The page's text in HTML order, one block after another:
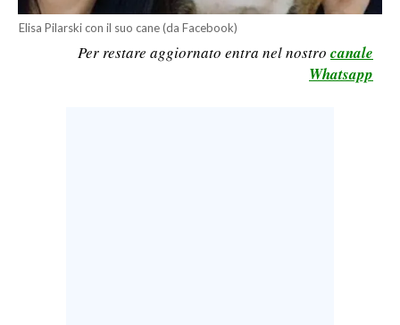
SPORT IN SARDEGNA
Elisa Pilarski con il suo cane (da Facebook)
Per restare aggiornato entra nel nostro canale
Whatsapp